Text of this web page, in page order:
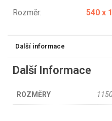
Rozměr: 540 x
Další informace
Další Informace
ROZMĚRY